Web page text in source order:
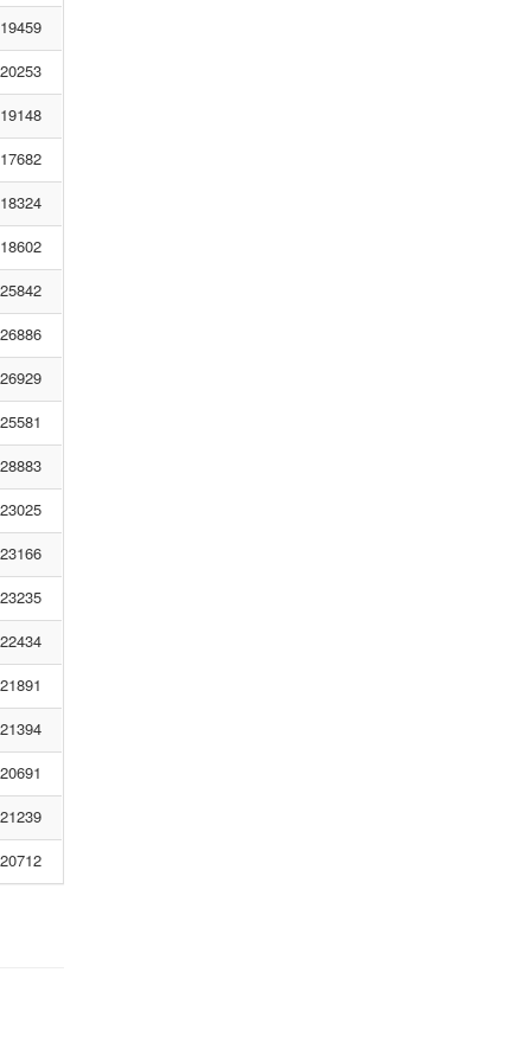
19459
20253
19148
17682
18324
18602
25842
26886
26929
25581
28883
23025
23166
23235
22434
21891
21394
20691
21239
20712